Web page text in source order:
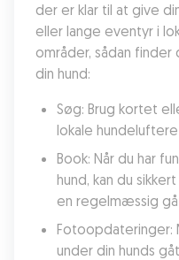
der er klar til at give
eller lange eventyr i
områder, sådan
din hund:
Søg: Brug kortet
lokale hundeluftere
Book: Når du har
hund, kan du
en regelmæssig
under din hunds